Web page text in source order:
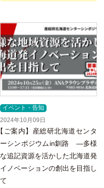
イベント・告知
2024年10月09日
【 ご案内】産総研北海道センタ
ーシンポジウムin釧路 ―多様
な追記資源を活かした北海道発
イノベーションの創出を目指し
て